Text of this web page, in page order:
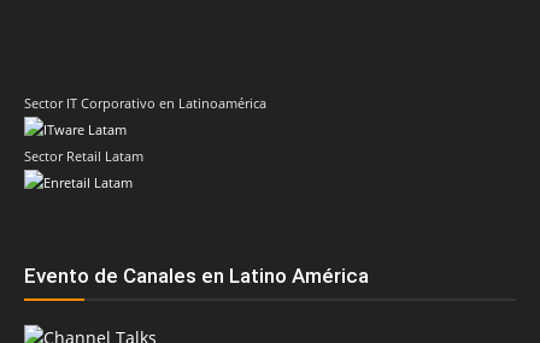
Sector IT Corporativo en Latinoamérica
Sector Retail Latam
Evento de Canales en Latino América